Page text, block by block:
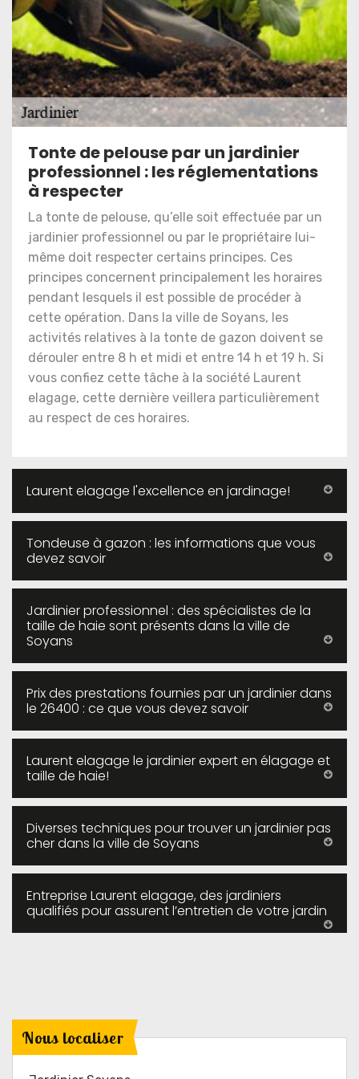
Tonte de pelouse par un jardinier
professionnel : les réglementations
à respecter
La tonte de pelouse, qu’elle soit effectuée par un
jardinier professionnel ou par le propriétaire lui-
même doit respecter certains principes. Ces
principes concernent principalement les horaires
pendant lesquels il est possible de procéder à
cette opération. Dans la ville de Soyans, les
activités relatives à la tonte de gazon doivent se
dérouler entre 8 h et midi et entre 14 h et 19 h. Si
vous confiez cette tâche à la société Laurent
elagage, cette dernière veillera particulièrement
au respect de ces horaires.
Laurent elagage l'excellence en jardinage!
Tondeuse à gazon : les informations que vous
devez savoir
Jardinier professionnel : des spécialistes de la
taille de haie sont présents dans la ville de
Soyans
Prix des prestations fournies par un jardinier dans
le 26400 : ce que vous devez savoir
Laurent elagage le jardinier expert en élagage et
taille de haie!
Diverses techniques pour trouver un jardinier pas
cher dans la ville de Soyans
Entreprise Laurent elagage, des jardiniers
qualifiés pour assurent l’entretien de votre jardin
Nous localiser